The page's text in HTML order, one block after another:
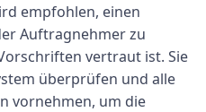
empfohlen, einen
Auftragnehmer zu
vertraut ist. Sie
überprüfen und alle
vornehmen, um die